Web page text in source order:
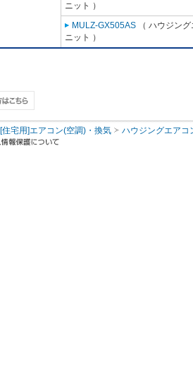
ニット ）
MULZ-GX505AS （ ハウジン
ニット ）
[住宅用]エアコン(空調)・換気 ハウジングエアコ